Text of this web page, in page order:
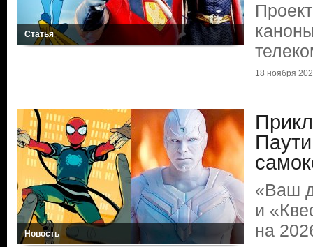
Статья
18 ноября
Новость
«Ваш
и
на